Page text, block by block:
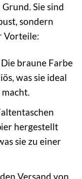
Sie sind
sondern
Vorteile:
Die braune Farbe
was sie ideal
hergestellt
sie zu einer
Versand von